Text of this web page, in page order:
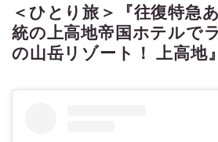
＜ひとり旅＞『往復特急
統の上高地帝国ホテルで
の山岳リゾート！ 上高地』